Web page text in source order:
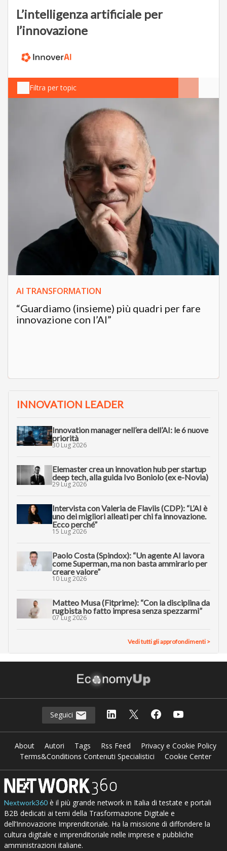
L’intelligenza artificiale per
l’innovazione
Filtra per topic
AI TRANSFORMATION
“Guardiamo (insieme) più quadri per fare
innovazione con l’AI”
INNOVATION LEADER
Innovation manager nell’era dell’AI: le 6 nuove
priorità
30 Lug 2026
Elemaster crea un innovation hub per startup
deep tech, alla guida Ivo Boniolo (ex e-Novia)
29 Lug 2026
Intervista con Valeria de Flaviis (CDP): “L’AI è
uno dei migliori alleati per chi fa innovazione.
Ecco perché”
15 Lug 2026
Paolo Costa (Spindox): “Un agente AI lavora
come Superman, ma non basta ammirarlo per
creare valore”
10 Lug 2026
Matteo Musa (Fitprime): “Con la disciplina da
rugbista ho fatto impresa senza spezzarmi”
07 Lug 2026
Vedi tutti gli approfondimenti >
Seguici
About Autori Tags Rss Feed
Privacy e Cookie Policy
Terms&Conditions Contenuti Specialistici
Cookie Center
Nextwork360è il più grande network in Italia di testate e portali
B2B dedicati ai temi della Trasformazione Digitale e
dell’Innovazione Imprenditoriale. Ha la missione di diffondere la
cultura digitale e imprenditoriale nelle imprese e pubbliche
amministrazioni italiane.